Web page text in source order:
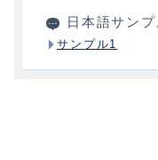
日本語サンプ
サンプル1